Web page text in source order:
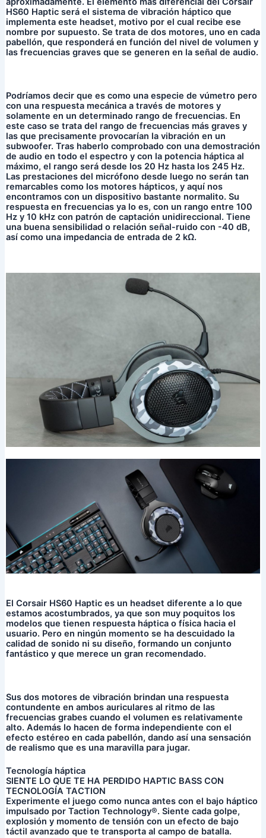
HS60 Haptic será el sistema de vibración háptico que
implementa este headset, motivo por el cual recibe ese
nombre por supuesto. Se trata de dos motores, uno en cada
pabellón, que responderá en función del nivel de volumen y
las frecuencias graves que se generen en la señal de audio.
Podríamos decir que es como una especie de vúmetro pero
con una respuesta mecánica a través de motores y
solamente en un determinado rango de frecuencias. En
este caso se trata del rango de frecuencias más graves y
las que precisamente provocarían la vibración en un
subwoofer. Tras haberlo comprobado con una demostración
de audio en todo el espectro y con la potencia háptica al
máximo, el rango será desde los 20 Hz hasta los 245 Hz.
Las prestaciones del micrófono desde luego no serán tan
remarcables como los motores hápticos, y aquí nos
encontramos con un dispositivo bastante normalito. Su
respuesta en frecuencias ya lo es, con un rango entre 100
Hz y 10 kHz con patrón de captación unidireccional. Tiene
una buena sensibilidad o relación señal-ruido con -40 dB,
así como una impedancia de entrada de 2 kΩ.
El Corsair HS60 Haptic es un headset diferente a lo que
estamos acostumbrados, ya que son muy poquitos los
modelos que tienen respuesta háptica o física hacia el
usuario. Pero en ningún momento se ha descuidado la
calidad de sonido ni su diseño, formando un conjunto
fantástico y que merece un gran recomendado.
Sus dos motores de vibración brindan una respuesta
contundente en ambos auriculares al ritmo de las
frecuencias grabes cuando el volumen es relativamente
alto. Además lo hacen de forma independiente con el
efecto estéreo en cada pabellón, dando así una sensación
de realismo que es una maravilla para jugar.
Tecnología háptica
SIENTE LO QUE TE HA PERDIDO HAPTIC BASS CON
TECNOLOGÍA TACTION
Experimente el juego como nunca antes con el bajo háptico
impulsado por Taction Technology®. Siente cada golpe,
explosión y momento de tensión con un efecto de bajo
táctil avanzado que te transporta al campo de batalla.